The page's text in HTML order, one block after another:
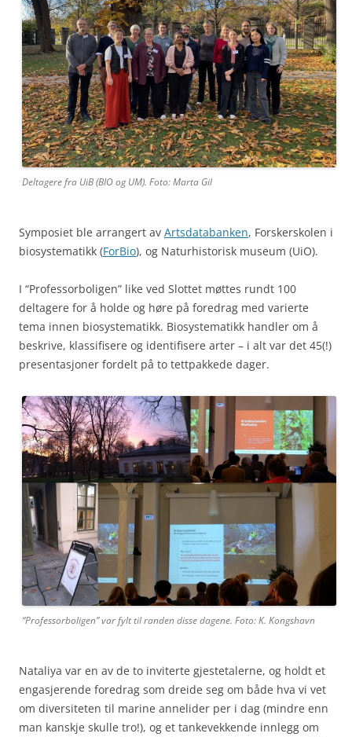
Deltagere fra UiB (BIO og UM). Foto: Marta Gil
Symposiet ble arrangert av Artsdatabanken, Forskerskolen i
biosystematikk (ForBio), og Naturhistorisk museum (UiO).
I “Professorboligen” like ved Slottet møttes rundt 100
deltagere for å holde og høre på foredrag med varierte
tema innen biosystematikk. Biosystematikk handler om å
beskrive, klassifisere og identifisere arter – i alt var det 45(!)
presentasjoner fordelt på to tettpakkede dager.
“Professorboligen” var fylt til randen disse dagene. Foto: K. Kongshavn
Nataliya var en av de to inviterte gjestetalerne, og holdt et
engasjerende foredrag som dreide seg om både hva vi vet
om diversiteten til marine annelider per i dag (mindre enn
man kanskje skulle tro!), og et tankevekkende innlegg om